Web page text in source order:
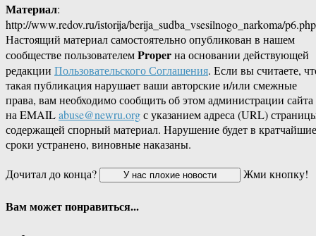
Материал:
http://www.redov.ru/istorija/berija_sudba_vsesilnogo_narkoma/p6.php
Настоящий материал самостоятельно опубликован в нашем
сообществе пользователемProperна основании действующей
редакции Пользовательского Соглашения. Если вы считаете,
такая публикация нарушает ваши авторские и/или смежные
права, вам необходимо сообщить об этом администрации сайта
на EMAILabuse@newru.orgс указанием адреса (URL)
содержащей спорный материал. Нарушение будет в кратчайшие
сроки устранено, виновные наказаны.
Дочитал до конца?
Жми кнопку!
Вам может понравиться...